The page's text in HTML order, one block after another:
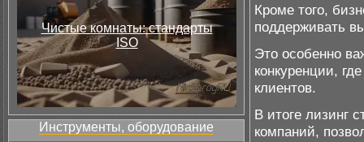
Чистые комнаты: стандарты
ISO
Инструменты, оборудование
Кроме того,
поддерживать
Это особенно
конкуренции,
клиентов.
В итоге лизинг
компаний,